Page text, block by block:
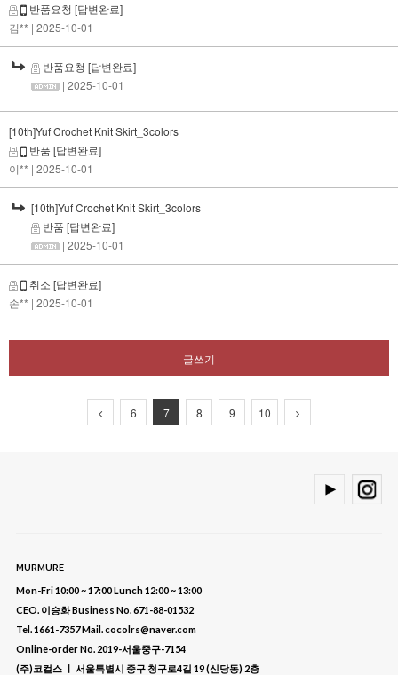
반품요청 [답변완료]
김** | 2025-10-01
반품요청 [답변완료]
| 2025-10-01
[10th]Yuf Crochet Knit Skirt_3colors
반품 [답변완료]
이** | 2025-10-01
[10th]Yuf Crochet Knit Skirt_3colors
반품 [답변완료]
| 2025-10-01
취소 [답변완료]
손** | 2025-10-01
글쓰기
6 7 8 9 10
MURMURE
Mon-Fri 10:00 ~ 17:00 Lunch 12:00 ~ 13:00
CEO. 이승화 Business No. 671-88-01532
Tel. 1661-7357 Mail. cocolrs@naver.com
Online-order No. 2019-서울중구-7154
(주)코컬스 ㅣ 서울특별시 중구 청구로4길 19 (신당동) 2층